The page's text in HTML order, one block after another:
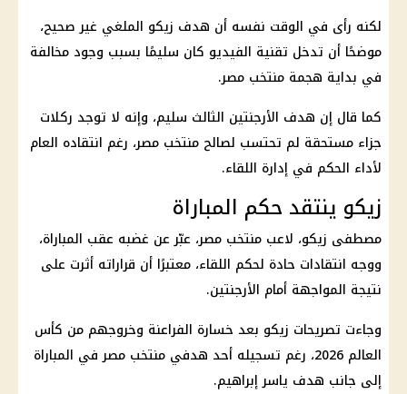
لكنه رأى في الوقت نفسه أن هدف زيكو الملغي غير صحيح،
موضحًا أن تدخل تقنية الفيديو كان سليمًا بسبب وجود مخالفة
في بداية هجمة منتخب مصر.
كما قال إن هدف الأرجنتين الثالث سليم، وإنه لا توجد ركلات
جزاء مستحقة لم تحتسب لصالح منتخب مصر، رغم انتقاده العام
لأداء الحكم في إدارة اللقاء.
زيكو ينتقد حكم المباراة
مصطفى زيكو، لاعب منتخب مصر، عبّر عن غضبه عقب المباراة،
ووجه انتقادات حادة لحكم اللقاء، معتبرًا أن قراراته أثرت على
نتيجة المواجهة أمام الأرجنتين.
وجاءت تصريحات زيكو بعد خسارة الفراعنة وخروجهم من كأس
العالم 2026
، رغم تسجيله أحد هدفي منتخب مصرفي المباراة
إلى جانب هدف ياسر إبراهيم.